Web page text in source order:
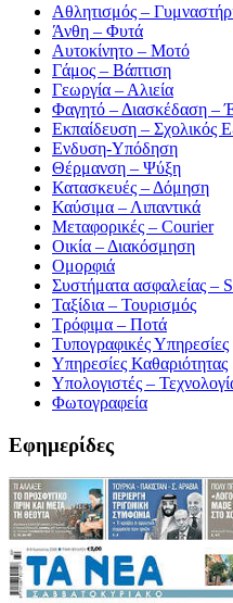
Αθλητισμός –
Άνθη – Φυτά
Αυτοκίνητο – Μοτό
Γάμος – Βάπτιση
Γεωργία – Αλιεία
Φαγητό – Διασκέδαση –
Εκπαίδευση – Σχολικός
Ενδυση-Υπόδηση
Θέρμανση – Ψύξη
Κατασκευές – Δόμηση
Καύσιμα – Λιπαντικά
Μεταφορικές – Courier
Οικία – Διακόσμηση
Ομορφιά
Συστήματα ασφαλείας –
Ταξίδια – Τουρισμός
Τρόφιμα – Ποτά
Τυπογραφικές Υπηρεσίες
Υπηρεσίες Καθαριότητας
Υπολογιστές –
Φωτογραφεία
Εφημερίδες